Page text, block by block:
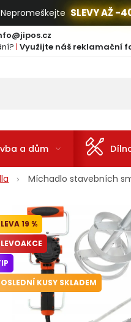
Nepromeškejte SLEVY AŽ -
| Využijte náš reklamační
a dům
Míchadlo stavebních
19 %
KUSY SKLADEM